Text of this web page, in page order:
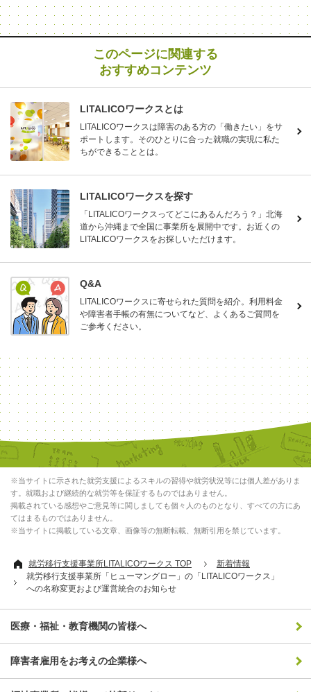
このページに関連する
おすすめコンテンツ
LITALICOワークスとは
LITALICOワークスは障害のある方の「働きたい」をサ
ポートします。そのひとりに合った就職の実現に私た
ちができることとは。
LITALICOワークスを探す
「LITALICOワークスってどこにあるんだろう？」北海
道から沖縄まで全国に事業所を展開中です。お近くの
LITALICOワークスをお探しいただけます。
Q&A
LITALICOワークスに寄せられた質問を紹介。利用料金
や障害者手帳の有無についてなど、よくあるご質問を
ご参考ください。
※当サイトに示された就労支援によるスキルの習得や就労状況等には個人差がありま
す。就職および継続的な就労等を保証するものではありません。
掲載されている感想やご意見等に関しましても個々人のものとなり、すべての方にあ
てはまるものではありません。
※当サイトに掲載している文章、画像等の無断転載、無断引用を禁じています。
就労移行支援事業所LITALICOワークス TOP
新着情報
就労移行支援事業所「ヒューマングロー」の「LITALICOワークス」
への名称変更および運営統合のお知らせ
医療・福祉・教育機関の皆様へ
障害者雇用をお考えの企業様へ